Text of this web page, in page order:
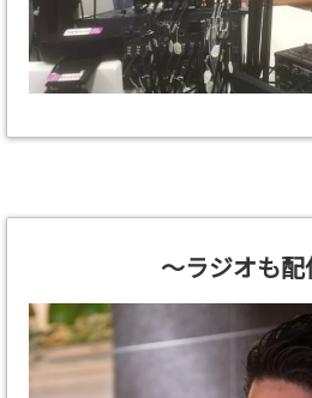
～ラジオも配